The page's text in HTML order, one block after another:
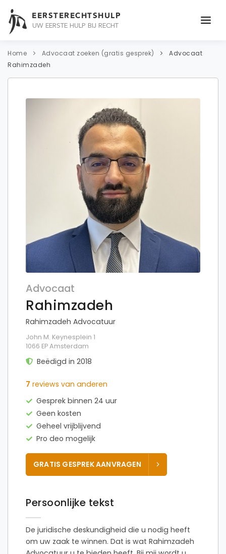
EERSTERECHTSHULP
UW EERSTE HULP BIJ RECHT
ONDERWERPEN
ADVOCAAT
Home Advocaat zoeken (gratis gesprek)
Advocaat
Rahimzadeh
Advocaat
Rahimzadeh
Rahimzadeh Advocatuur
John M. Keynesplein 1
1066 EP Amsterdam
Beëdigd in 2018
7 reviews van anderen
Gesprek binnen 24 uur
Geen kosten
Geheel vrijblijvend
Pro deo mogelijk
GRATIS GESPREK AANVRAGEN
Persoonlijke tekst
De juridische deskundigheid die u nodig heeft
om uw zaak te winnen. Dat is wat Rahimzadeh